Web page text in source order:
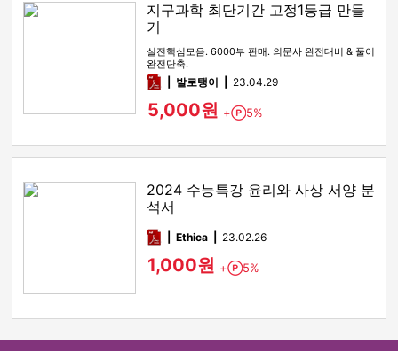
지구과학 최단기간 고정1등급 만들
기
실전핵심모음. 6000부 판매. 의문사 완전대비 & 풀이
완전단축.
pdf발로탱이 23.04.29
5,000원 + Point
5%
2024 수능특강 윤리와 사상 서양 분
석서
pdfEthica 23.02.26
1,000원 + Point
5%